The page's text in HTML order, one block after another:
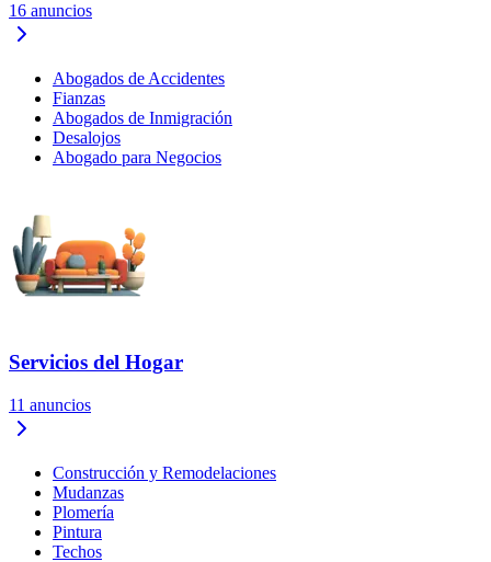
16 anuncios
Abogados de Accidentes
Fianzas
Abogados de Inmigración
Desalojos
Abogado para Negocios
Servicios del Hogar
11 anuncios
Construcción y Remodelaciones
Mudanzas
Plomería
Pintura
Techos